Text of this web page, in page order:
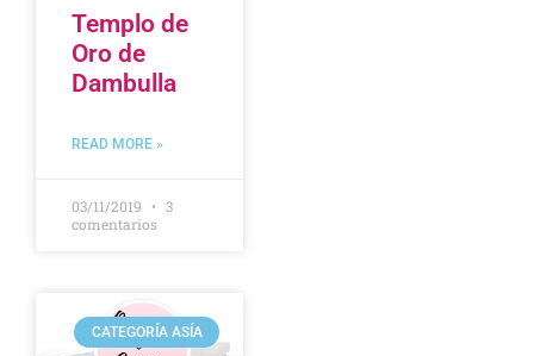
Templo de
Oro de
Dambulla
READ MORE »
03/11/2019
3
comentarios
CATEGORÍA ASÍA